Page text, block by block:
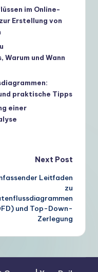
im Online-
Erstellung von
Warum und Wann
praktische Tipps
einer
Next Post
Leitfaden
zu
und Top-Down-
Zerlegung